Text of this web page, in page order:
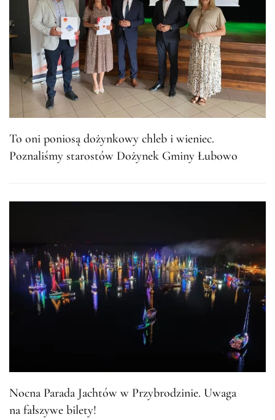
To oni poniosą dożynkowy chleb i wieniec.
Poznaliśmy starostów Dożynek Gminy Łubowo
Nocna Parada Jachtów w Przybrodzinie. Uwaga
na fałszywe bilety!